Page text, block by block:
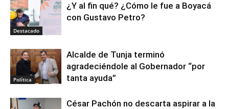
Destacado
¿Y al fin qué? ¿Cómo le fue a Boyacá
con Gustavo Petro?
Política
Alcalde de Tunja terminó
agradeciéndole al Gobernador “por
tanta ayuda”
César Pachón no descarta aspirar a la